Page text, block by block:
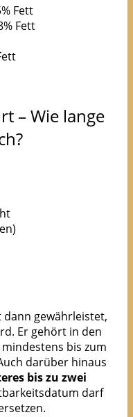
Fett
Fett
– Wie lange
gewährleistet,
Er gehört in den
bis zum
darüber hinaus
bis zu zwei
darf